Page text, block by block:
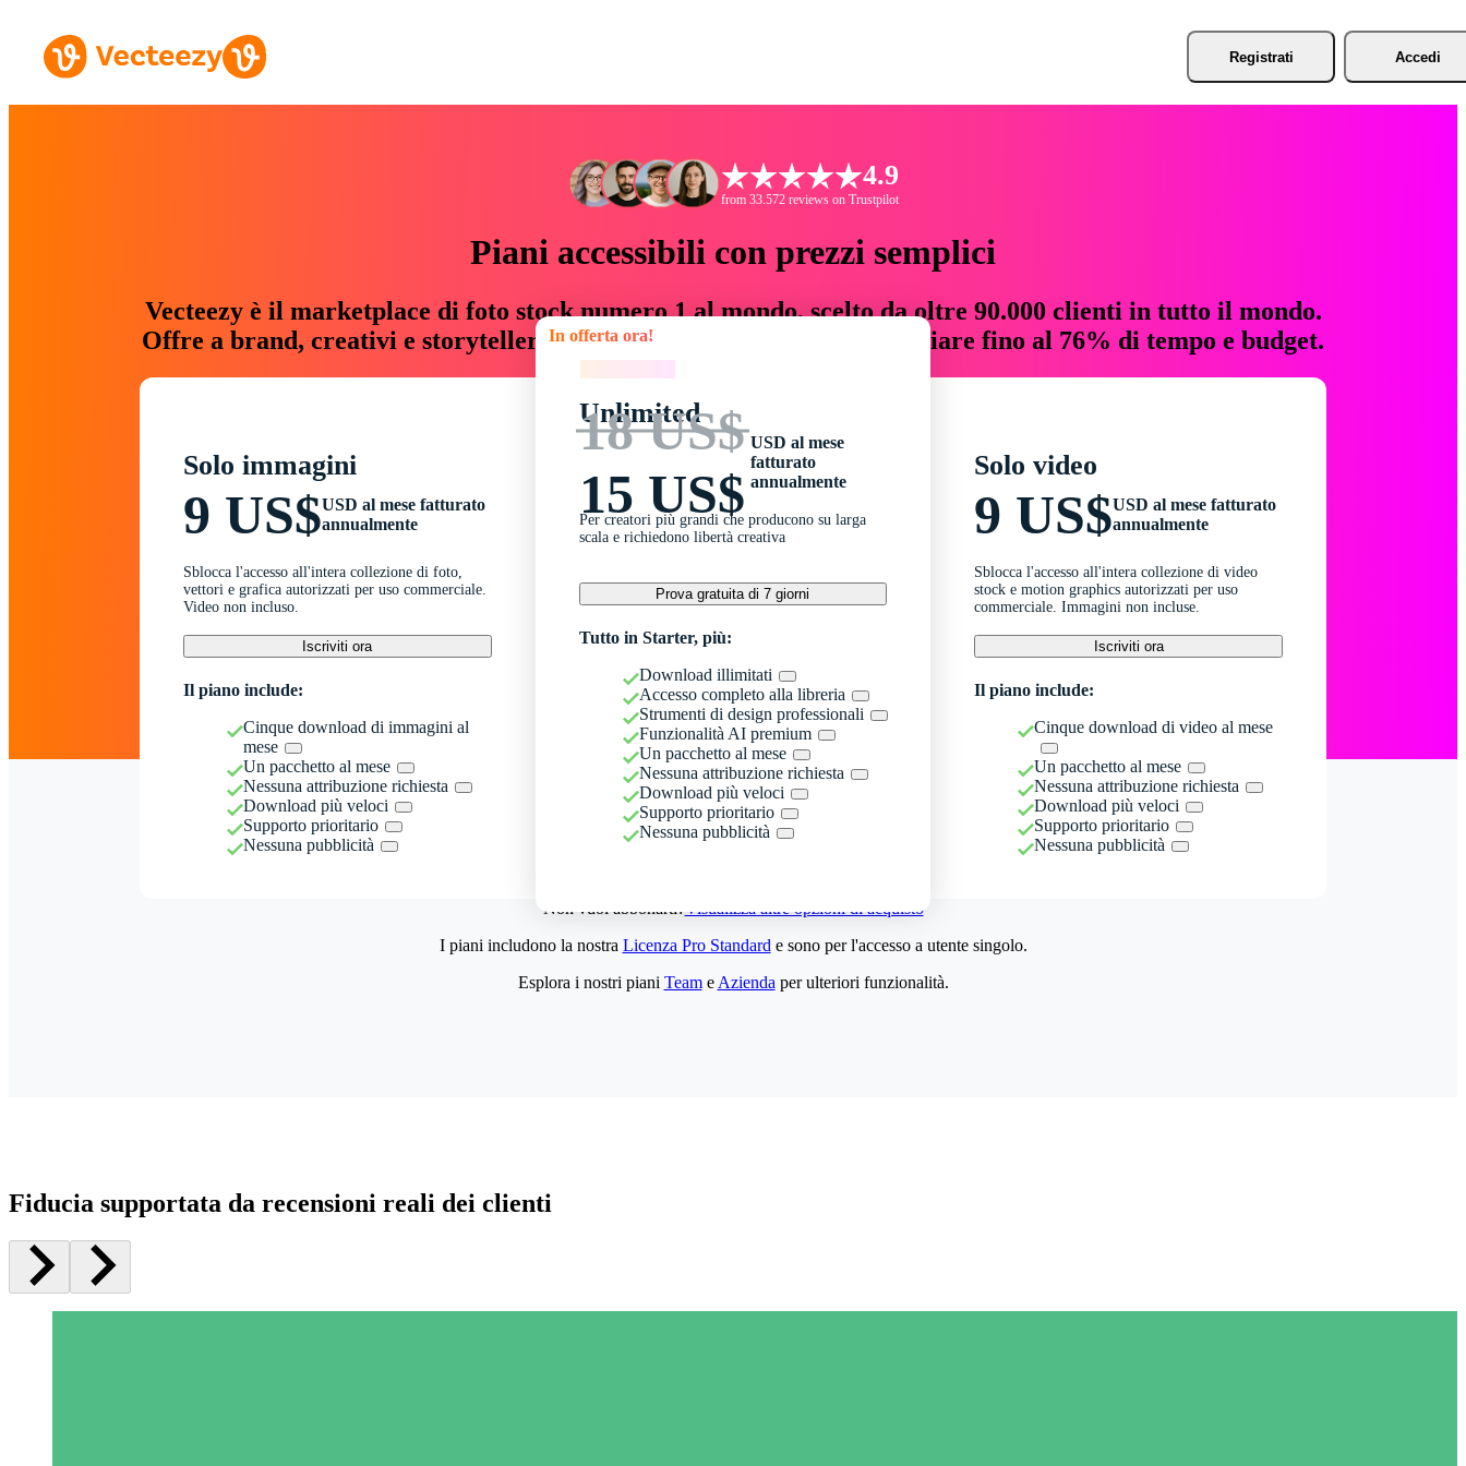
Registrati Accedi
4.9
from 33.572 reviews on Trustpilot
Piani accessibili con prezzi semplici
Vecteezy è il marketplace di foto stock numero 1 al mondo, scelto da oltre 90.000 clienti in tutto il mondo.
Offre a brand, creativi e storyteller risorse creative che fanno risparmiare fino al 76% di tempo e budget.
Solo immagini
9 US$USD al mese fatturato
annualmente
Sblocca l'accesso all'intera collezione di foto,
vettori e grafica autorizzati per uso commerciale.
Video non incluso.
Iscriviti ora
Il piano include:
Cinque download di immagini al
mese
Un pacchetto al mese
Nessuna attribuzione richiesta
Download più veloci
Supporto prioritario
Nessuna pubblicità
In offerta ora!
Unlimited
18 US$
15 US$
USD al mese
fatturato
annualmente
Per creatori più grandi che producono su larga
scala e richiedono libertà creativa
Prova gratuita di 7 giorni
Tutto in Starter, più:
Download illimitati
Accesso completo alla libreria
Strumenti di design professionali
Funzionalità AI premium
Un pacchetto al mese
Nessuna attribuzione richiesta
Download più veloci
Supporto prioritario
Nessuna pubblicità
Solo video
9 US$USD al mese fatturato
annualmente
Sblocca l'accesso all'intera collezione di video
stock e motion graphics autorizzati per uso
commerciale. Immagini non incluse.
Iscriviti ora
Il piano include:
Cinque download di video al mese
Un pacchetto al mese
Nessuna attribuzione richiesta
Download più veloci
Supporto prioritario
Nessuna pubblicità
Non vuoi abbonarti?Visualizza altre opzioni di acquisto
I piani includono la nostra Licenza Pro Standard e sono per l'accesso a utente singolo.
Esplora i nostri piani Teame Azienda per ulteriori funzionalità.
Fiducia supportata da recensioni reali dei clienti